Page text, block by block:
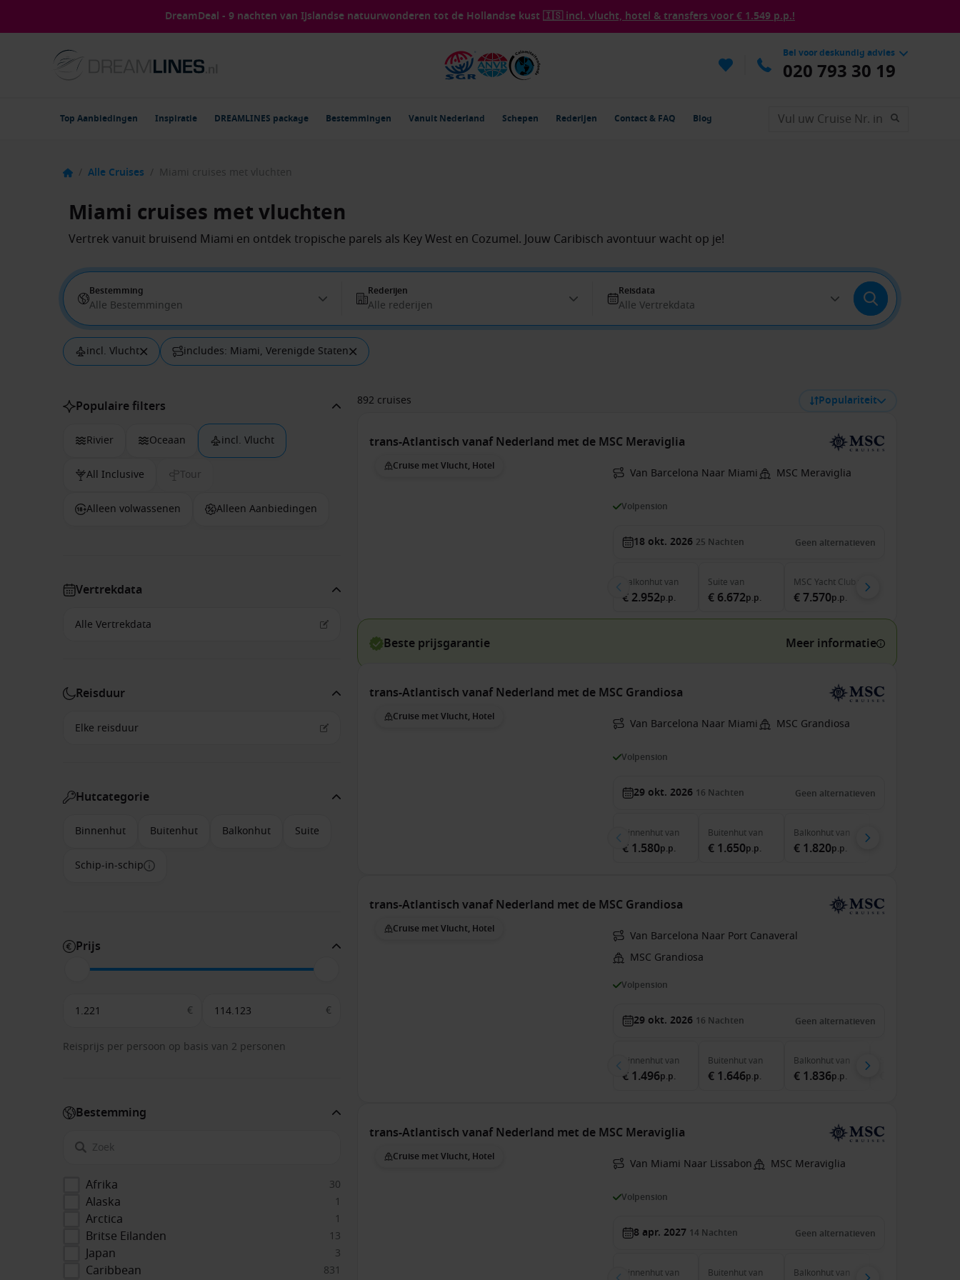
DreamDeal - 9 nachten van IJslandse natuurwonderen tot de Hollandse kust 🇮🇸 incl. vlucht, hotel & transfers voor € 1.549 p.p.!
Bel voor deskundig advies
020 793 30 19
Top Aanbiedingen Inspiratie DREAMLINES package Bestemmingen Vanuit Nederland Schepen Rederijen Contact & FAQ Blog
/ Alle Cruises / Miami cruises met vluchten
Miami cruises met vluchten
Vertrek vanuit bruisend Miami en ontdek tropische parels als Key West en Cozumel. Jouw Caribisch avontuur wacht op je!
Bestemming
Alle Bestemmingen
Rederijen
Alle rederijen
Reisdata
Alle Vertrekdata
incl. Vlucht includes: Miami, Verenigde Staten
Populaire filters
Rivier Oceaan incl. Vlucht
All Inclusive Tour
Alleen volwassenen Alleen Aanbiedingen
Vertrekdata
Reisduur
Hutcategorie
Binnenhut Buitenhut Balkonhut Suite
Schip-in-schip
Prijs
€ €
Reisprijs per persoon op basis van 2 personen
Bestemming
Afrika 30
Alaska 1
Arctica 1
Britse Eilanden 13
Japan 3
Caribbean 831
892 cruises Populariteit
trans-Atlantisch vanaf Nederland met de MSC Meraviglia
Cruise met Vlucht, Hotel Van Barcelona Naar Miami MSC Meraviglia
Volpension
18 okt. 2026 25 Nachten Geen alternatieven
Balkonhutvan
€ 2.952p.p.
Suite van
€ 6.672p.p.
MSC Yacht Club van
€ 7.570p.p.
Beste prijsgarantie Meer informatie
trans-Atlantisch vanaf Nederland met de MSC Grandiosa
Cruise met Vlucht, Hotel Van Barcelona Naar Miami MSC Grandiosa
Volpension
29 okt. 2026 16 Nachten Geen alternatieven
Binnenhutvan
€ 1.580p.p.
Buitenhutvan
€ 1.650p.p.
Balkonhutvan
€ 1.820p.p.
trans-Atlantisch vanaf Nederland met de MSC Grandiosa
Cruise met Vlucht, Hotel
Van Barcelona Naar Port Canaveral
MSC Grandiosa
Volpension
29 okt. 2026 16 Nachten Geen alternatieven
Binnenhutvan
€ 1.496p.p.
Buitenhutvan
€ 1.646p.p.
Balkonhutvan
€ 1.836p.p.
trans-Atlantisch vanaf Nederland met de MSC Meraviglia
Cruise met Vlucht, Hotel Van Miami Naar Lissabon MSC Meraviglia
Volpension
8 apr. 2027 14 Nachten Geen alternatieven
Binnenhutvan Buitenhutvan Balkonhutvan